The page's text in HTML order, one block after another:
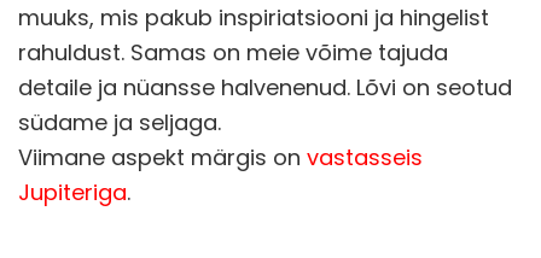
muuks, mis pakub inspiriatsiooni ja hingelist
rahuldust. Samas on meie võime tajuda
detaile ja nüansse halvenenud. Lõvi on seotud
südame ja seljaga.
Viimane aspekt märgis on vastasseis
Jupiteriga.